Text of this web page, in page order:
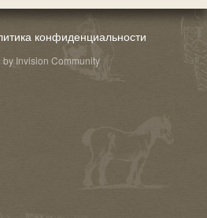
конфиденциальности
by Invision Community